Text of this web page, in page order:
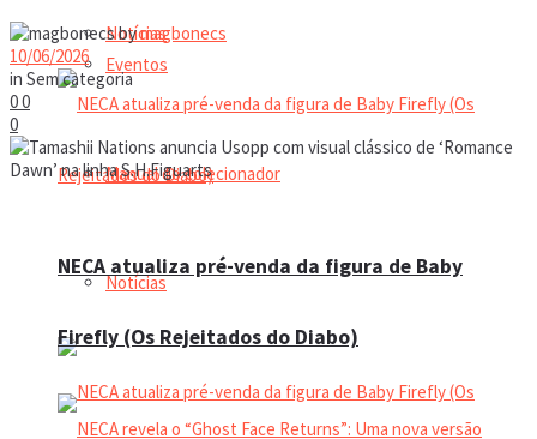
Eventos
Manual do colecionador
Notícias
Notícias
NECA atualiza pré-venda da figura de Baby
Firefly (Os Rejeitados do Diabo)
bymagbonecs
10/06/2026
in Sem categoria
00
0